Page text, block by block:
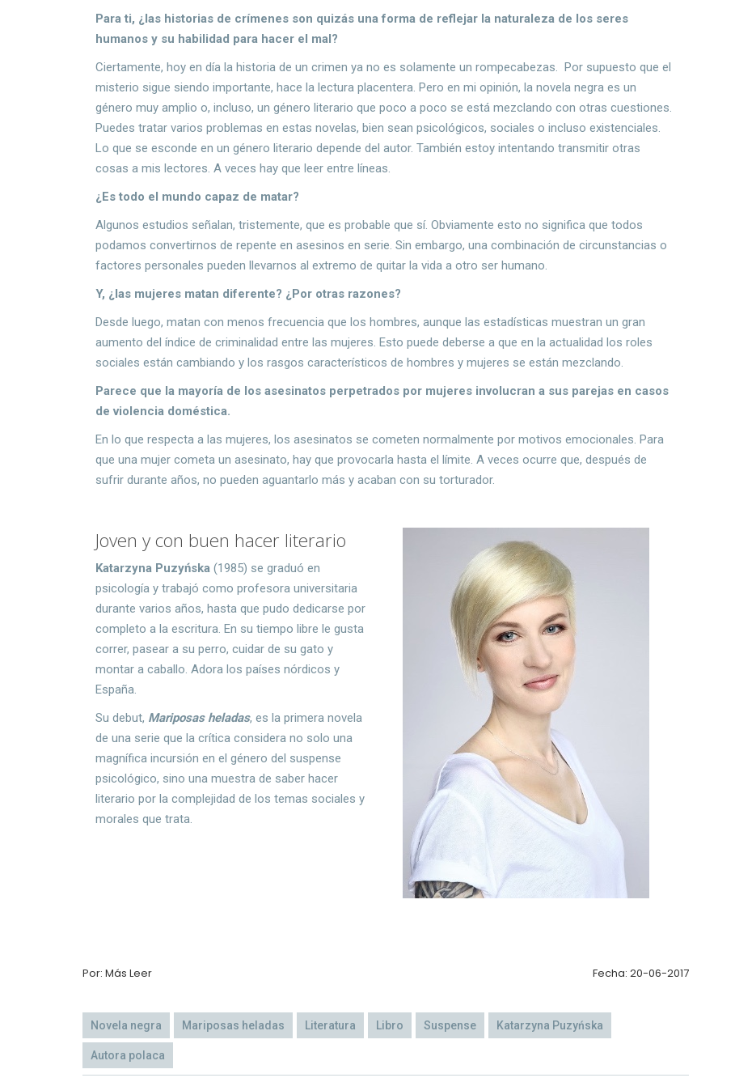
Para ti, ¿las historias de crímenes son quizás una forma de reflejar la naturaleza de los seres
humanos y su habilidad para hacer el mal?
Ciertamente, hoy en día la historia de un crimen ya no es solamente un rompecabezas. Por supuesto que el
misterio sigue siendo importante, hace la lectura placentera. Pero en mi opinión, la novela negra es un
género muy amplio o, incluso, un género literario que poco a poco se está mezclando con otras cuestiones.
Puedes tratar varios problemas en estas novelas, bien sean psicológicos, sociales o incluso existenciales.
Lo que se esconde en un género literario depende del autor. También estoy intentando transmitir otras
cosas a mis lectores. A veces hay que leer entre líneas.
¿Es todo el mundo capaz de matar?
Algunos estudios señalan, tristemente, que es probable que sí. Obviamente esto no significa que todos
podamos convertirnos de repente en asesinos en serie. Sin embargo, una combinación de circunstancias o
factores personales pueden llevarnos al extremo de quitar la vida a otro ser humano.
Y, ¿las mujeres matan diferente? ¿Por otras razones?
Desde luego, matan con menos frecuencia que los hombres, aunque las estadísticas muestran un gran
aumento del índice de criminalidad entre las mujeres. Esto puede deberse a que en la actualidad los roles
sociales están cambiando y los rasgos característicos de hombres y mujeres se están mezclando.
Parece que la mayoría de los asesinatos perpetrados por mujeres involucran a sus parejas en casos
de violencia doméstica.
En lo que respecta a las mujeres, los asesinatos se cometen normalmente por motivos emocionales. Para
que una mujer cometa un asesinato, hay que provocarla hasta el límite. A veces ocurre que, después de
sufrir durante años, no pueden aguantarlo más y acaban con su torturador.
Joven y con buen hacer literario
Katarzyna Puzyńska (1985) se graduó en
psicología y trabajó como profesora universitaria
durante varios años, hasta que pudo dedicarse por
completo a la escritura. En su tiempo libre le gusta
correr, pasear a su perro, cuidar de su gato y
montar a caballo. Adora los países nórdicos y
España.
Su debut, Mariposas heladas, es la primera novela
de una serie que la crítica considera no solo una
magnífica incursión en el género del suspense
psicológico, sino una muestra de saber hacer
literario por la complejidad de los temas sociales y
morales que trata.
Por: Más Leer Fecha: 20-06-2017
Novela negra Mariposas heladas Literatura Libro Suspense Katarzyna Puzyńska
Autora polaca